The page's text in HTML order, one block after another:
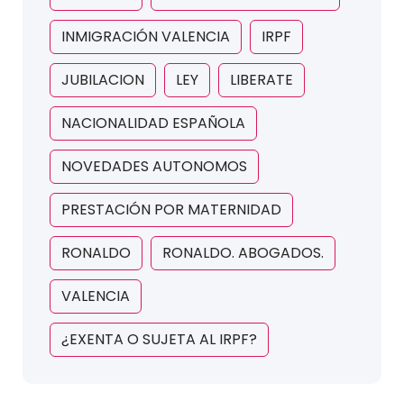
INMIGRACIÓN VALENCIA IRPF
JUBILACION LEY LIBERATE
NACIONALIDAD ESPAÑOLA
NOVEDADES AUTONOMOS
PRESTACIÓN POR MATERNIDAD
RONALDO RONALDO. ABOGADOS.
VALENCIA
¿EXENTA O SUJETA AL IRPF?